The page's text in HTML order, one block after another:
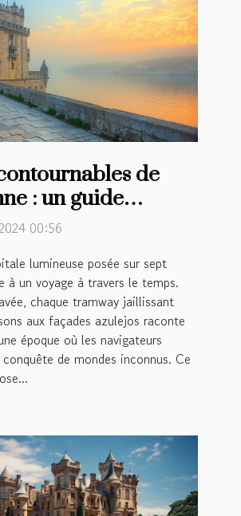
de
: un guide
des sites
00:56
lumineuse posée sur sept
à un voyage à travers le temps.
chaque tramway jaillissant
aux façades azulejos raconte
époque où les navigateurs
de mondes inconnus. Ce